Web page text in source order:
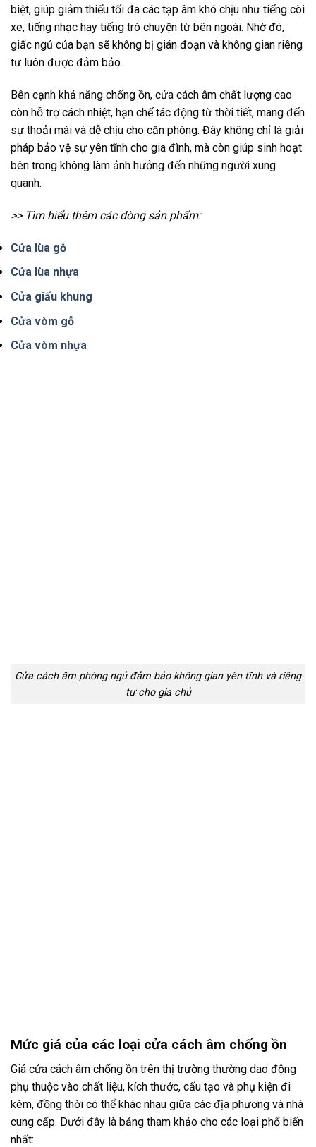
biệt, giúp giảm thiểu tối đa các tạp âm khó chịu như tiếng còi
xe, tiếng nhạc hay tiếng trò chuyện từ bên ngoài. Nhờ đó,
giấc ngủ của bạn sẽ không bị gián đoạn và không gian riêng
tư luôn được đảm bảo.
Bên cạnh khả năng chống ồn, cửa cách âm chất lượng cao
còn hỗ trợ cách nhiệt, hạn chế tác động từ thời tiết, mang đến
sự thoải mái và dễ chịu cho căn phòng. Đây không chỉ là giải
pháp bảo vệ sự yên tĩnh cho gia đình, mà còn giúp sinh hoạt
bên trong không làm ảnh hưởng đến những người xung
quanh.
>> Tìm hiểu thêm các dòng sản phẩm:
Cửa lùa gỗ
Cửa lùa nhựa
Cửa giấu khung
Cửa vòm gỗ
Cửa vòm nhựa
Cửa cách âm phòng ngủ đảm bảo không gian yên tĩnh và riêng
tư cho gia chủ
Mức giá của các loại cửa cách âm chống ồn
Giá cửa cách âm chống ồn trên thị trường thường dao động
phụ thuộc vào chất liệu, kích thước, cấu tạo và phụ kiện đi
kèm, đồng thời có thể khác nhau giữa các địa phương và nhà
cung cấp. Dưới đây là bảng tham khảo cho các loại phổ biến
nhất: